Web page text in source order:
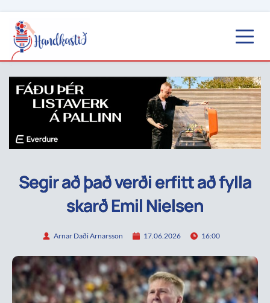
Segir að það verði erfitt að fylla
skarð Emil Nielsen
Arnar Daði Arnarsson 17.06.2026 16:00